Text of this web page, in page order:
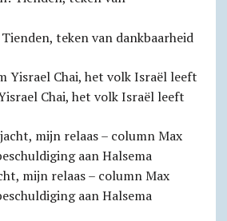
teken van dankbaarheid
Chai, het volk Israël leeft
mijn relaas – column Max
aan Halsema